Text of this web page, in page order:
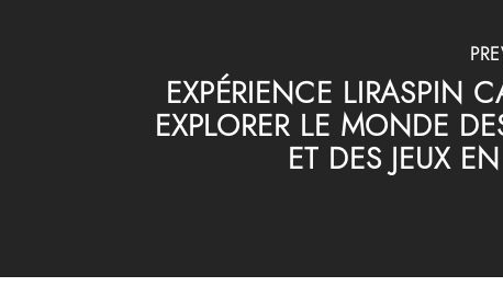
EXPÉRIENCE LIRASPIN
EXPLORER LE MONDE
ET DES JEUX